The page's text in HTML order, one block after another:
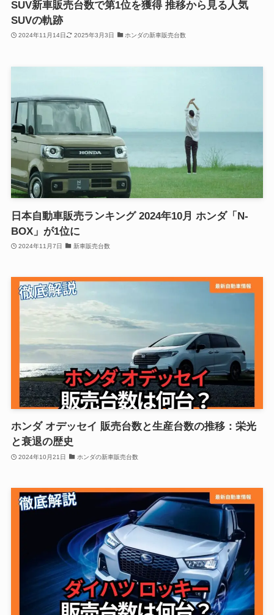
SUV新車販売台数で第1位を獲得 推移から見る人気
SUVの軌跡
2024年11月14日 2025年3月3日 ホンダの新車販売台数
日本自動車販売ランキング 2024年10月 ホンダ「N-
BOX」が1位に
2024年11月7日 新車販売台数
ホンダ オデッセイ 販売台数と生産台数の推移：栄光
と衰退の歴史
2024年10月21日 ホンダの新車販売台数